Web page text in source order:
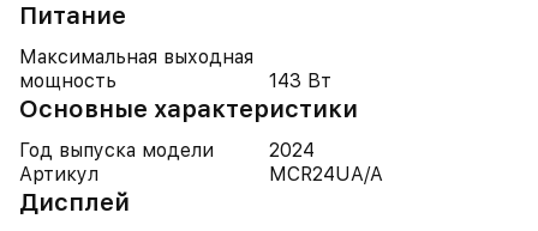
Питание
Максимальная выходная
мощность
143 Вт
Основные характеристики
Год выпуска модели
2024
Артикул
MCR24UA/A
Дисплей